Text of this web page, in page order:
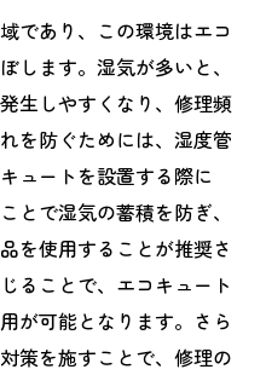
であり、この環境はエコ
します。湿気が多いと、
生しやすくなり、修理頻
を防ぐためには、湿度管
ュートを設置する際に
とで湿気の蓄積を防ぎ、
を使用することが推奨さ
ることで、エコキュート
が可能となります。さら
策を施すことで、修理の